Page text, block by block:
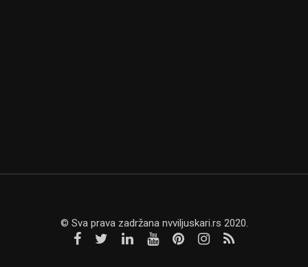
© Sva prava zadržana nvviljuskari.rs 2020.